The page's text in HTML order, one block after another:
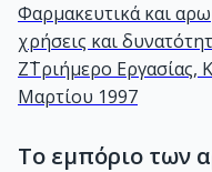
Φαρμακευτικά και
χρήσεις και
Ζ΄Τριήμερο Εργασίας,
Μαρτίου 1997
Το εμπόριο των